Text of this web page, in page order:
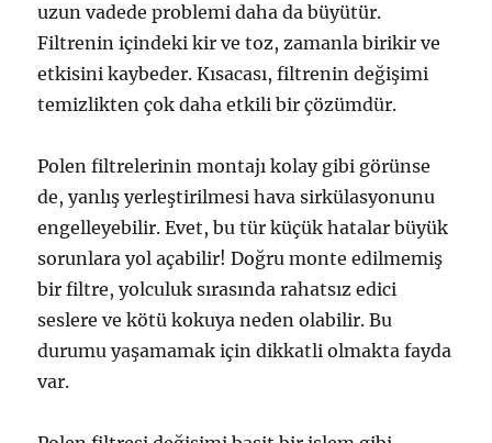
uzun vadede problemi daha da büyütür.
Filtrenin içindeki kir ve toz, zamanla birikir ve
etkisini kaybeder. Kısacası, filtrenin değişimi
temizlikten çok daha etkili bir çözümdür.
Polen filtrelerinin montajı kolay gibi görünse
de, yanlış yerleştirilmesi hava sirkülasyonunu
engelleyebilir. Evet, bu tür küçük hatalar büyük
sorunlara yol açabilir! Doğru monte edilmemiş
bir filtre, yolculuk sırasında rahatsız edici
seslere ve kötü kokuya neden olabilir. Bu
durumu yaşamamak için dikkatli olmakta fayda
var.